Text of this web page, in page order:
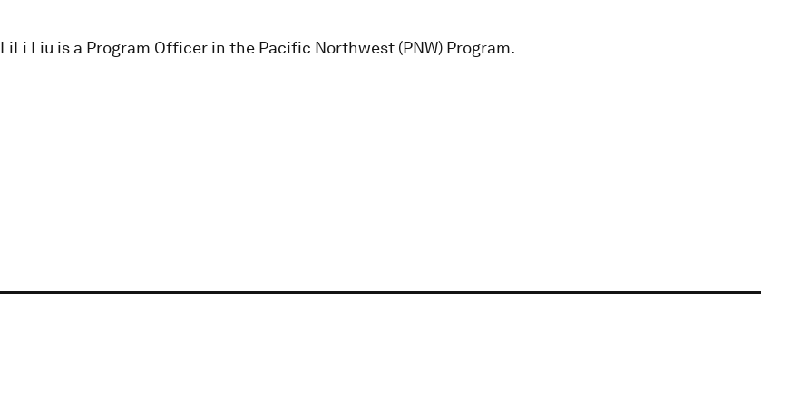
LiLi Liu is a Program Officer in the Pacific Northwest (PNW) Program.